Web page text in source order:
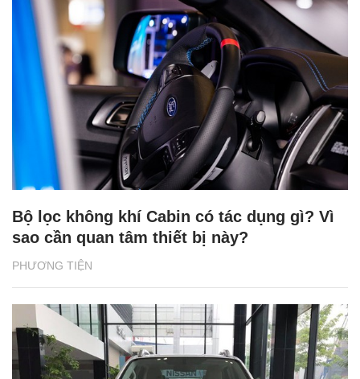
PHƯƠNG TIỆN
Bộ lọc không khí Cabin có tác dụng gì? Vì
sao cần quan tâm thiết bị này?